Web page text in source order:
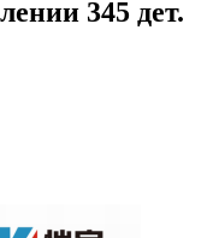
345 дет.